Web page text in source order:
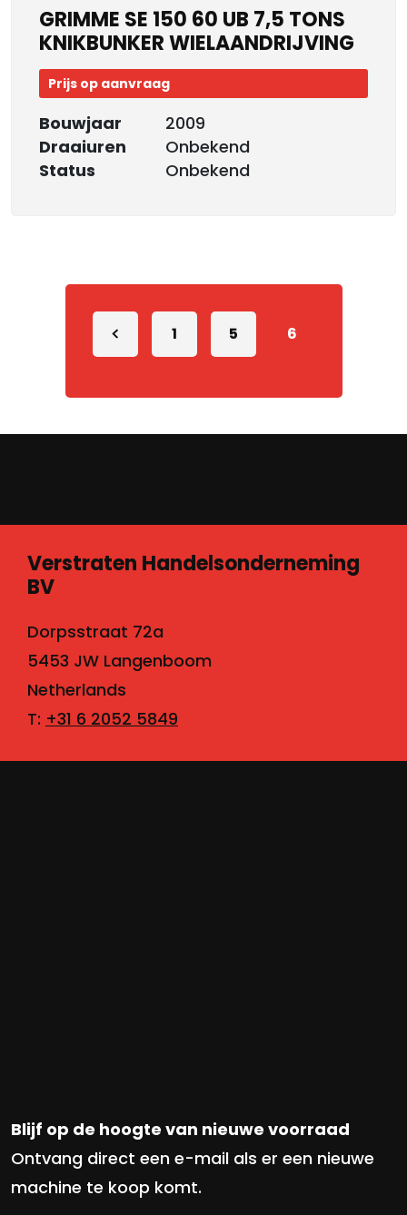
GRIMME SE 150 60 UB 7,5 TONS
KNIKBUNKER WIELAANDRIJVING
Prijs op aanvraag
Bouwjaar
2009
Draaiuren
Onbekend
Status
Onbekend
1 5 6
Verstraten Handelsonderneming
BV
Dorpsstraat 72a
5453 JW Langenboom
Netherlands
T: +31 6 2052 5849
Blijf op de hoogte van nieuwe voorraad
Ontvang direct een e-mail als er een nieuwe
machine te koop komt.